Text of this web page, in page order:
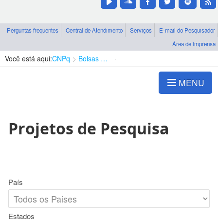
Perguntas frequentes Central de Atendimento Serviços
E-mail do Pesquisador
Área de imprensa
Você está aqui:CNPq Bolsas e Auxílios Vigentes
MENU
Projetos de Pesquisa
País
Estados